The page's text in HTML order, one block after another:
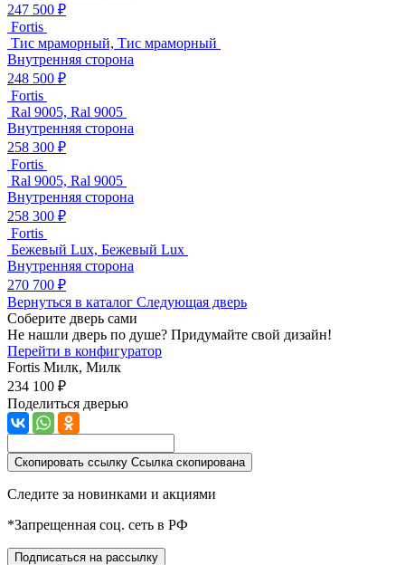
247 500 ₽
Fortis
Тис мраморный, Тис мраморный
Внутренняя сторона
248 500 ₽
Fortis
Ral 9005, Ral 9005
Внутренняя сторона
258 300 ₽
Fortis
Ral 9005, Ral 9005
Внутренняя сторона
258 300 ₽
Fortis
Бежевый Lux, Бежевый Lux
Внутренняя сторона
270 700 ₽
Вернуться в каталог Следующая дверь
Соберите дверь сами
Не нашли дверь по душе? Придумайте свой дизайн!
Перейти в конфигуратор
Fortis Милк, Милк
234 100 ₽
Поделиться дверью
Скопировать ссылку Ссылка скопирована
Следите за новинками и акциями
*Запрещенная соц. сеть в РФ
Подписаться на рассылку